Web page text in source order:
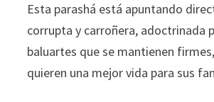
Esta parashá está apuntando
corrupta y carroñera, adoctrinada
baluartes que se mantienen
quieren una mejor vida para sus